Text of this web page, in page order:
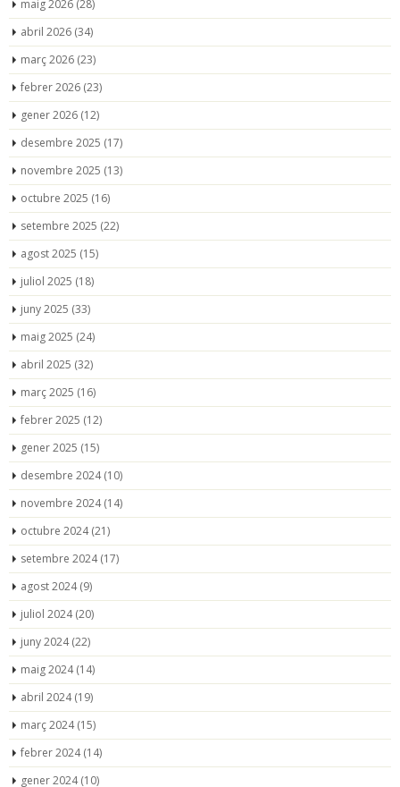
maig 2026 (28)
abril 2026 (34)
març 2026 (23)
febrer 2026 (23)
gener 2026 (12)
desembre 2025 (17)
novembre 2025 (13)
octubre 2025 (16)
setembre 2025 (22)
agost 2025 (15)
juliol 2025 (18)
juny 2025 (33)
maig 2025 (24)
abril 2025 (32)
març 2025 (16)
febrer 2025 (12)
gener 2025 (15)
desembre 2024(10)
novembre 2024(14)
octubre 2024(21)
setembre 2024(17)
agost 2024(9)
juliol 2024(20)
juny 2024(22)
maig 2024(14)
abril 2024(19)
març 2024(15)
febrer 2024(14)
gener 2024(10)